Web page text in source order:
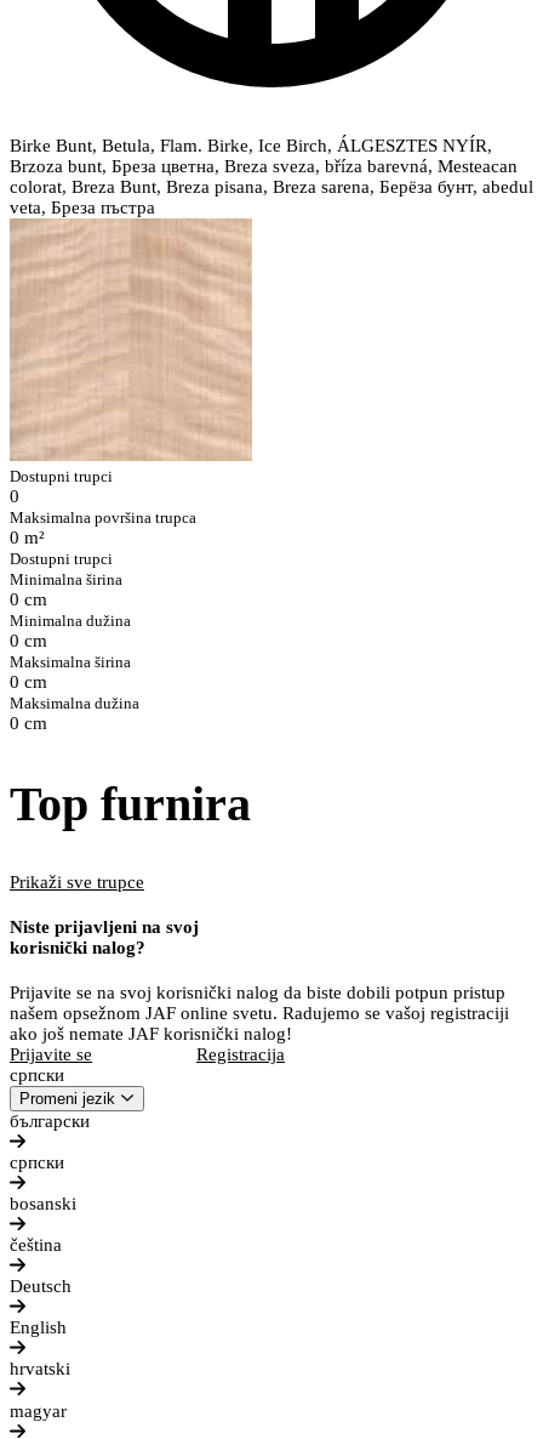
Birke Bunt, Betula, Flam. Birke, Ice Birch, ÁLGESZTES NYÍR,
Brzoza bunt, Бреза цветна, Breza sveza, bříza barevná, Mesteacan
colorat, Breza Bunt, Breza pisana, Breza sarena, Берёза бунт, abedul
veta, Бреза пъстра
Dostupni trupci
0
Maksimalna površina trupca
0 m²
Dostupni trupci
Minimalna širina
0 cm
Minimalna dužina
0 cm
Maksimalna širina
0 cm
Maksimalna dužina
0 cm
Top furnira
Prikaži sve trupce
Niste prijavljeni na svoj
korisnički nalog?
Prijavite se na svoj korisnički nalog da biste dobili potpun pristup
našem opsežnom JAF online svetu. Radujemo se vašoj registraciji
ako još nemate JAF korisnički nalog!
Prijavite se
Registracija
српски
Promeni jezik
български
српски
bosanski
čeština
Deutsch
English
hrvatski
magyar